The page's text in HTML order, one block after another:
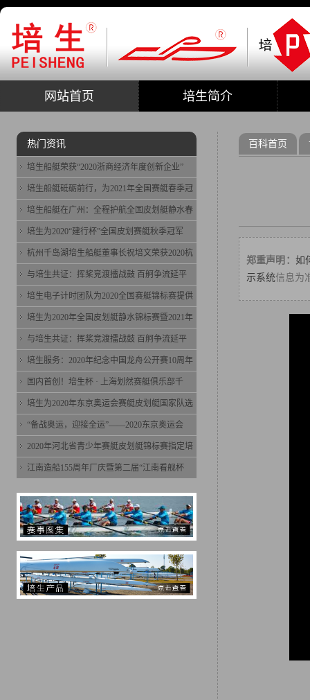
网站首页 培生简介
百科首页
郑重声明： 如
示系统信息为
热门资讯
培生船艇荣获“2020浙商经济年度创新企业”
培生船艇砥砺前行，为2021年全国赛艇春季冠
培生船艇在广州：全程护航全国皮划艇静水春
培生为2020“建行杯”全国皮划赛艇秋季冠军
杭州千岛湖培生船艇董事长祝培文荣获2020杭
与培生共证：挥桨竞渡擂战鼓 百舸争流延平
培生电子计时团队为2020全国赛艇锦标赛提供
培生为2020年全国皮划艇静水锦标赛暨2021年
与培生共证：挥桨竞渡擂战鼓 百舸争流延平
培生服务：2020年纪念中国龙舟公开赛10周年
国内首创！培生杯 · 上海划然赛艇俱乐部千
培生为2020年东京奥运会赛艇皮划艇国家队选
“备战奥运，迎接全运”——2020东京奥运会
2020年河北省青少年赛艇皮划艇锦标赛指定培
江南造船155周年厂庆暨第二届“江南看舰杯